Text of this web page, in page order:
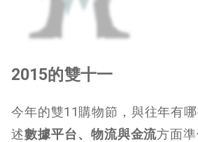
2015的雙十一
今年的雙11購物節，與往年有
述數據平台、物流與金流方面